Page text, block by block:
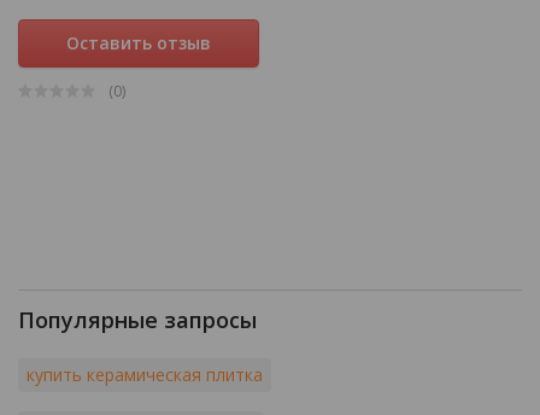
(0)
Оставить отзыв
Популярные запросы
купить керамическая плитка